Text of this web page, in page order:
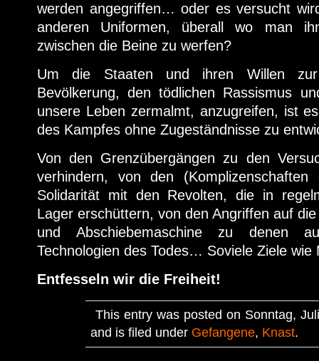
werden angegriffen… oder es versucht
anderen Uniformen, überall wo man
zwischen die Beine zu werfen?
Um die Staaten und ihren Willen
Bevölkerung, den tödlichen Rassismus
unsere Leben zermalmt, anzugreifen, ist
des Kampfes ohne Zugeständnisse zu
Von den Grenzübergängen zu den
verhindern, von den
Solidarität mit den Revolten, die in
Lager erschüttern, von den Angriffen auf
und Abschiebemaschine zu denen
Technologien des Todes… Soviele Ziele
Entfesseln wir die Freiheit!
This entry was posted on Sonntag,
and is filed under Gefangene, Knast.